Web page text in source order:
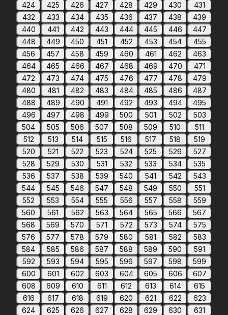
424 425 426 427 428 429 430
431
432
433 434 435 436 437 438
439
440
441 442 443 444 445 446
447
448
449 450 451 452 453 454
455
456
457 458 459 460 461 462
463
464
465 466 467 468 469 470
471
472
473 474 475 476 477 478
479
480
481 482 483 484 485 486
487
488
489 490 491 492 493 494
495
496
497 498 499 500 501 502
503
504
505 506 507 508 509 510
511
512
513 514 515 516 517 518
519
520
521 522 523 524 525 526
527
528
529 530 531 532 533 534
535
536
537 538 539 540 541 542
543
544
545 546 547 548 549 550
551
552
553 554 555 556 557 558
559
560
561 562 563 564 565 566
567
568
569 570 571 572 573 574
575
576
577 578 579 580 581 582
583
584
585 586 587 588 589 590
591
592
593 594 595 596 597 598
599
600
601 602 603 604 605 606
607
608
609 610 611 612 613 614
615
616
617 618 619 620 621 622
623
624
625 626 627 628 629 630
631